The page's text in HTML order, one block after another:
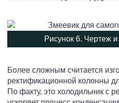
Рисунок 6. Чертеж
Более сложным считается
ректификационной колонны
По факту, это холодильник с